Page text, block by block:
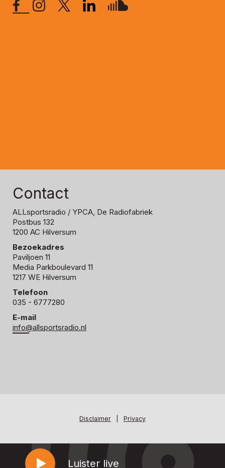
Luister live
Contact
ALLsportsradio / YPCA, De Radiofabriek
Postbus 132
1200 AC Hilversum
Bezoekadres
Paviljoen 11
Media Parkboulevard 11
1217 WE Hilversum
Telefoon
035 - 6777280
E-mail
info@allsportsradio.nl
Disclaimer Privacy